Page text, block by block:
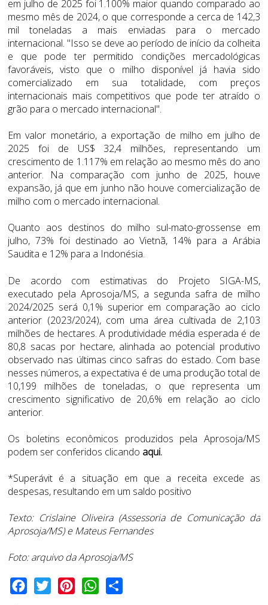
em julho de 2025 foi 1.100% maior quando comparado ao
mesmo mês de 2024, o que corresponde a cerca de 142,3
mil toneladas a mais enviadas para o mercado
internacional. "Isso se deve ao período de início da colheita
e que pode ter permitido condições mercadológicas
favoráveis, visto que o milho disponível já havia sido
comercializado em sua totalidade, com preços
internacionais mais competitivos que pode ter atraído o
grão para o mercado internacional".
Em valor monetário, a exportação de milho em julho de
2025 foi de US$ 32,4 milhões, representando um
crescimento de 1.117% em relação ao mesmo mês do ano
anterior. Na comparação com junho de 2025, houve
expansão, já que em junho não houve comercialização de
milho com o mercado internacional.
Quanto aos destinos do milho sul-mato-grossense em
julho, 73% foi destinado ao Vietnã, 14% para a Arábia
Saudita e 12% para a Indonésia.
De acordo com estimativas do Projeto SIGA-MS,
executado pela Aprosoja/MS, a segunda safra de milho
2024/2025 será 0,1% superior em comparação ao ciclo
anterior (2023/2024), com uma área cultivada de 2,103
milhões de hectares. A produtividade média esperada é de
80,8 sacas por hectare, alinhada ao potencial produtivo
observado nas últimas cinco safras do estado. Com base
nesses números, a expectativa é de uma produção total de
10,199 milhões de toneladas, o que representa um
crescimento significativo de 20,6% em relação ao ciclo
anterior.
Os boletins econômicos produzidos pela Aprosoja/MS
podem ser conferidos clicando aqui.
*Superávit é a situação em que a receita excede as
despesas, resultando em um saldo positivo
Texto: Crislaine Oliveira (Assessoria de Comunicação da
Aprosoja/MS) e Mateus Fernandes
Foto: arquivo da Aprosoja/MS
Facebook
Twitter PinterestWhatsApp